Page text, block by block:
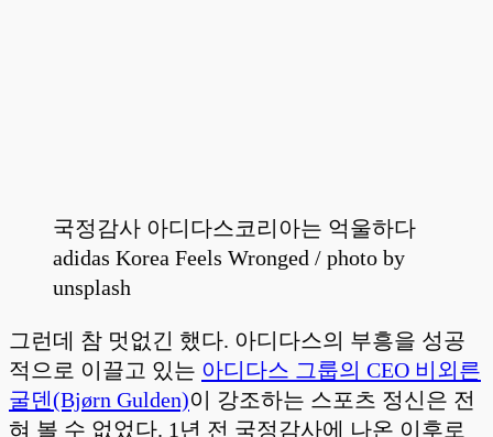
국정감사 아디다스코리아는 억울하다
adidas Korea Feels Wronged / photo by
unsplash
그런데 참 멋없긴 했다. 아디다스의 부흥을 성공
적으로 이끌고 있는 아디다스 그룹의 CEO 비외른
굴덴(Bjørn Gulden)이 강조하는 스포츠 정신은 전
혀 볼 수 없었다. 1년 전 국정감사에 나온 이후로